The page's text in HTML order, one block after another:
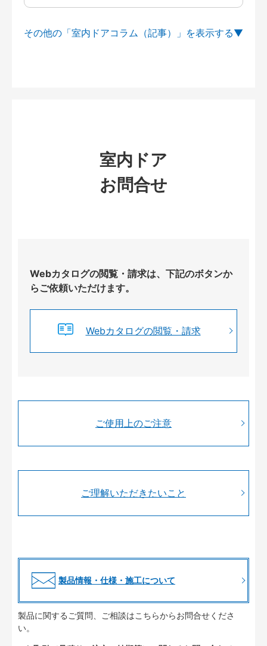
その他の「室内ドアコラム（記事）」を
室内ドア
お問合せ
Webカタログの閲覧・請求は、下記のボタンか
らご依頼いただけます。
Webカタログの閲覧・請求
ご使用上のご注意
ご理解いただきたいこと
製品情報・仕様・施工について
製品に関するご質問、ご相談はこちらからお問合せくださ
い。